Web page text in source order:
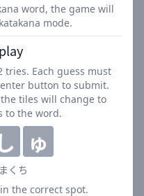
心。オプションのヒント
られます。
「ことのはたんご」にも
、LINE、さらには
ます。
スでも、これまでの成績
語の日は自動的にカタカ
word, the game will
mode.
tries. Each guess must
button to submit.
tiles will change to
to the word.
ゅ
くち
the correct spot.